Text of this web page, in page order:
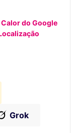
Calor do Google
Grok